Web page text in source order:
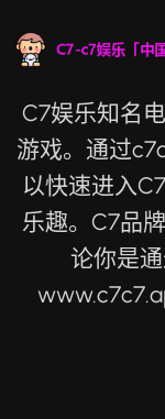
C7娱乐知名
游戏。通过
以快速进入
乐趣。C7品
论你是